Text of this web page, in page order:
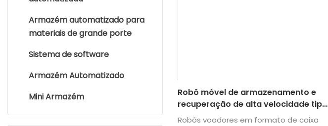
Armazém automatizado para
materiais de grande porte
Sistema de software
Armazém Automatizado
Mini Armazém
Robô móvel de armazenamento e
recuperação de alta velocidade tipo
caixa
Robôs voadores em formato de caixa